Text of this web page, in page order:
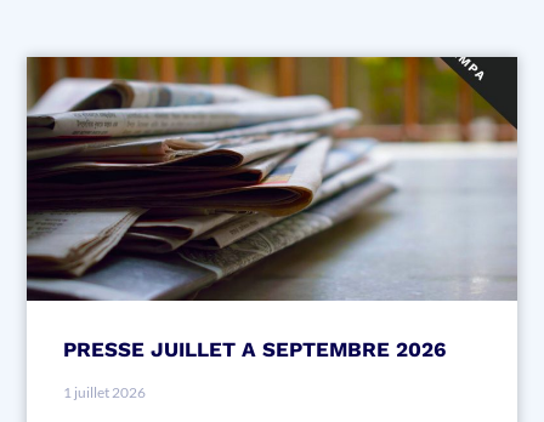
PRESSE JUILLET A SEPTEMBRE 2026
1 juillet 2026